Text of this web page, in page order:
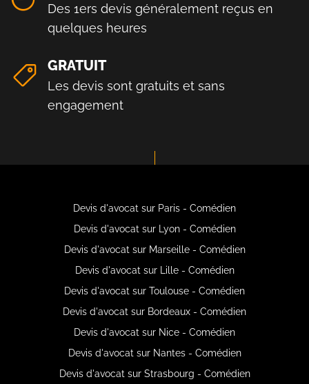
Des 1ers devis généralement reçus en
quelques heures
GRATUIT
Les devis sont gratuits et sans
engagement
Devis d'avocat sur Paris - Comédien
Devis d'avocat sur Lyon - Comédien
Devis d'avocat sur Marseille - Comédien
Devis d'avocat sur Lille - Comédien
Devis d'avocat sur Toulouse - Comédien
Devis d'avocat sur Bordeaux - Comédien
Devis d'avocat sur Nice - Comédien
Devis d'avocat sur Nantes - Comédien
Devis d'avocat sur Strasbourg - Comédien